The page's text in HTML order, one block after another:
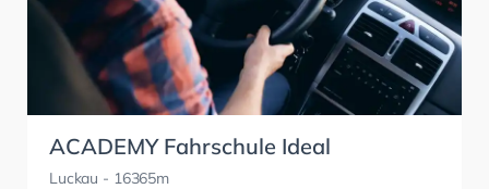
ACADEMY Fahrschule Ideal
Luckau - 16365m